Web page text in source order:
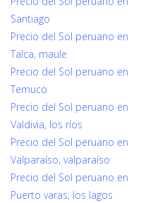
Santiago
Precio del Sol peruano en
Talca, maule
Precio del Sol peruano en
Temuco
Precio del Sol peruano en
Valdivia, los ríos
Precio del Sol peruano en
Valparaíso, valparaíso
Precio del Sol peruano en
Puerto varas, los lagos